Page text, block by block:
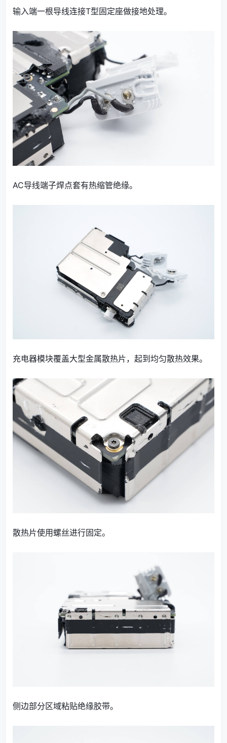
输入端一根导线连接T型固定座做接地处理。
AC导线端子焊点套有热缩管绝缘。
充电器模块覆盖大型金属散热片，起到均匀散热效果。
散热片使用螺丝进行固定。
侧边部分区域粘贴绝缘胶带。